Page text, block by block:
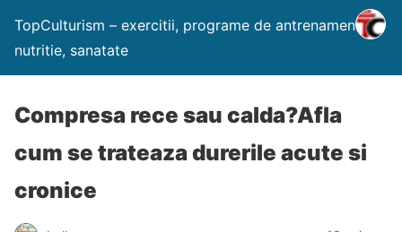
TopCulturism – exercitii, programe de antrenament,
nutritie, sanatate
Compresa rece sau calda?Afla
cum se trateaza durerile acute si
cronice